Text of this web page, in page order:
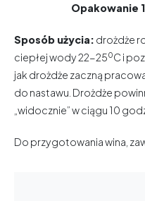
Opakowanie
Sposób użycia: drożdże
ciepłej wody 22-250C i
jak drożdże zaczną
do nastawu. Drożdże
„widocznie” w ciągu 10
Do przygotowania wina,